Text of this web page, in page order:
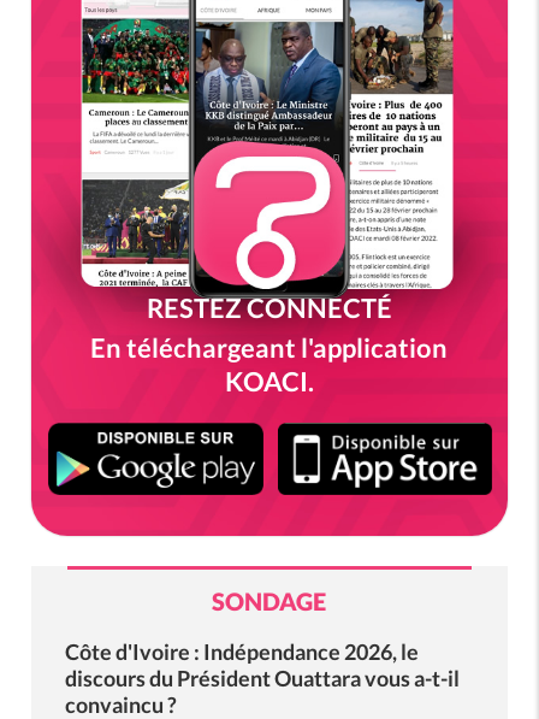
RESTEZ CONNECTÉ
En téléchargeant l'application
KOACI.
SONDAGE
Côte d'Ivoire : Indépendance 2026, le
discours du Président Ouattara vous a-t-il
convaincu ?